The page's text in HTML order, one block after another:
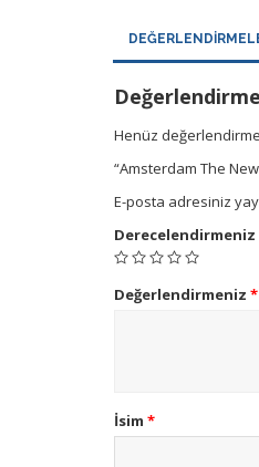
Henüz değerlendirme
“Amsterdam The
E-posta adresiniz
Derecelendirmeniz
Değerlendirmeniz *
İsim *